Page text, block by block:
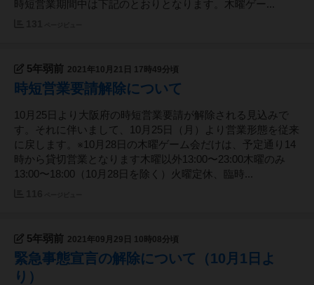
時短営業期間中は下記のとおりとなります。木曜ゲー...
5年弱前 2021年10月21日 17時49分頃
時短営業要請解除について
10月25日より大阪府の時短営業要請が解除される見込みで
す。それに伴いまして、10月25日（月）より営業形態を従来
に戻します。※10月28日の木曜ゲーム会だけは、予定通り14
時から貸切営業となります木曜以外13:00〜23:00木曜のみ
13:00〜18:00（10月28日を除く）火曜定休、臨時...
5年弱前 2021年09月29日 10時08分頃
緊急事態宣言の解除について（10月1日よ
り）